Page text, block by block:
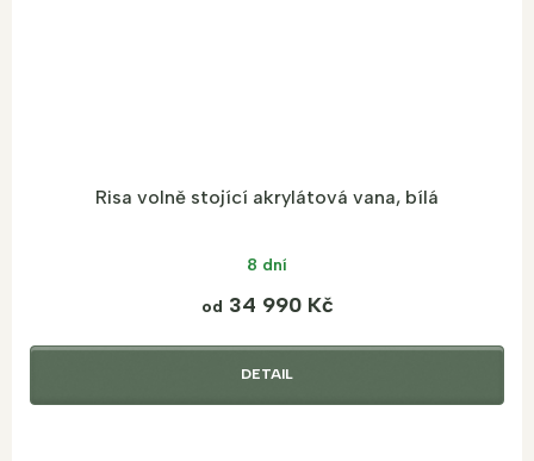
Risa volně stojící akrylátová vana, bílá
8 dní
od 34 990 Kč
DETAIL